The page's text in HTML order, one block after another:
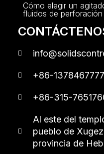
Cómo elegir un
fluidos de perforación
+86-
+86-315-
Al este del
pueblo de
provincia de